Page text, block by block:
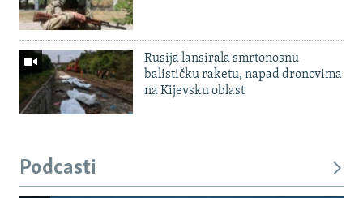
Rusija lansirala smrtonosnu
balističku raketu, napad dronovima
na Kijevsku oblast
Podcasti